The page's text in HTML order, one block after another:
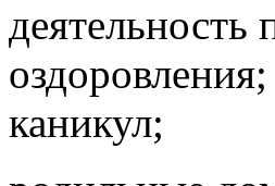
деятельность
каникул;